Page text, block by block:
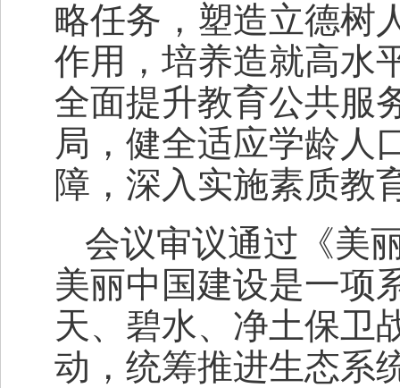
略任务，塑造立德树
作用，培养造就高水
全面提升教育公共服
局，健全适应学龄人
障，深入实施素质教
会议审议通过《美
美丽中国建设是一项
天、碧水、净土保卫
动，统筹推进生态系